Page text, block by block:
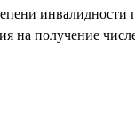
инвалидности
на получение